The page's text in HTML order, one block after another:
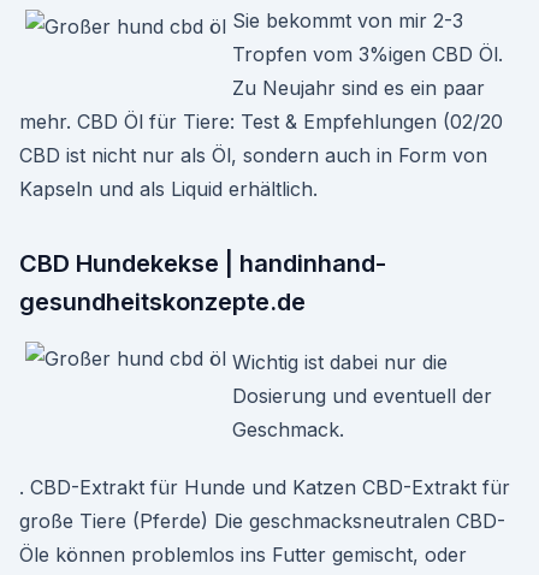
Sie bekommt von mir 2-3
Tropfen vom 3%igen CBD Öl.
Zu Neujahr sind es ein paar
mehr. CBD Öl für Tiere: Test & Empfehlungen (02/20
CBD ist nicht nur als Öl, sondern auch in Form von
Kapseln und als Liquid erhältlich.
CBD Hundekekse | handinhand-
gesundheitskonzepte.de
Wichtig ist dabei nur die
Dosierung und eventuell der
Geschmack.
​. CBD-Extrakt für Hunde und Katzen CBD-Extrakt für
große Tiere (Pferde) Die geschmacksneutralen CBD-
Öle können problemlos ins Futter gemischt, oder